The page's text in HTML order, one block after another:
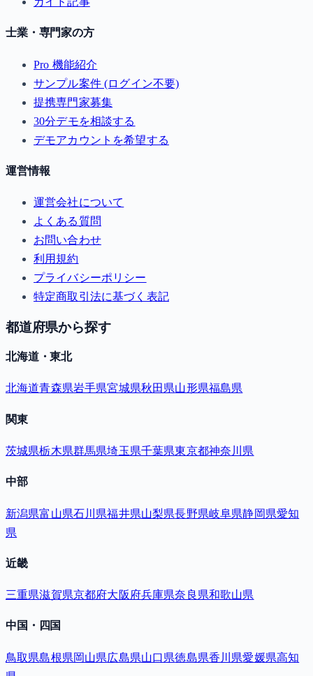
士業・専門家の方
Pro 機能紹介
サンプル案件 (ログイン不要)
提携専門家募集
30分デモを相談する
デモアカウントを希望する
運営情報
運営会社について
よくある質問
お問い合わせ
利用規約
プライバシーポリシー
特定商取引法に基づく表記
都道府県から探す
北海道・東北
北海道青森県岩手県宮城県秋田県山形県福島県
関東
茨城県栃木県群馬県埼玉県千葉県東京都神奈川県
中部
新潟県富山県石川県福井県山梨県長野県岐阜県静岡県愛知
県
近畿
三重県滋賀県京都府大阪府兵庫県奈良県和歌山県
中国・四国
鳥取県島根県岡山県広島県山口県徳島県香川県愛媛県高知